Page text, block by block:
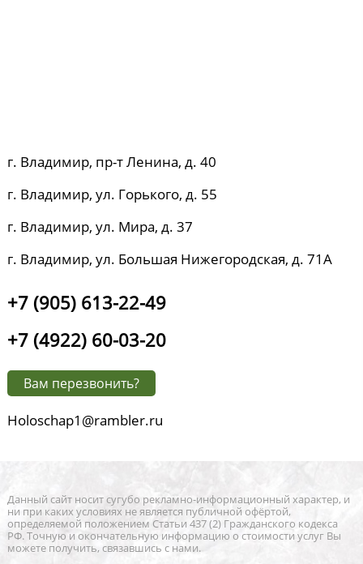
г. Владимир, пр-т Ленина, д. 40
г. Владимир, ул. Горького, д. 55
г. Владимир, ул. Мира, д. 37
г. Владимир, ул. Большая Нижегородская, д. 71А
+7 (905) 613-22-49
+7 (4922) 60-03-20
Вам перезвонить?
Holoschap1@rambler.ru
Данный сайт носит сугубо рекламно-информационный характер, и
ни при каких условиях не является публичной офёртой,
определяемой положением Статьи 437 (2) Гражданского кодекса
РФ. Точную и окончательную информацию о стоимости услуг Вы
можете получить, связавшись с нами.